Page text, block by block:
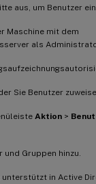
aus, um Benutzer
Maschine mit dem
als
Sie Benutzer
Aktion >
und Gruppen hinzu.
unterstützt in Active